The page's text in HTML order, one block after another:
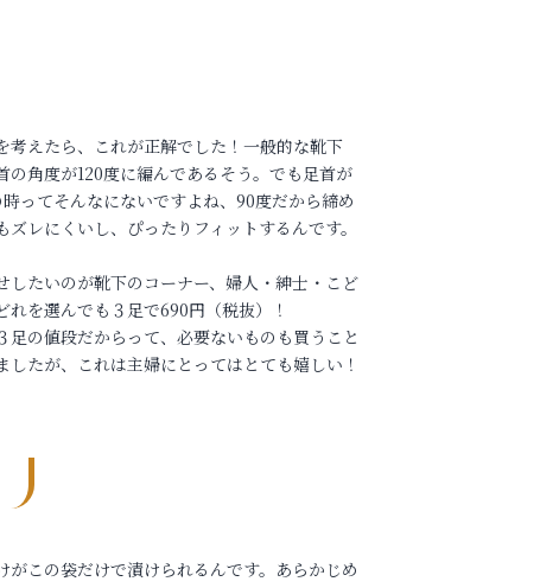
考えたら、これが正解でした！一般的な靴下
の角度が120度に編んであるそう。でも足首が
時ってそんなにないですよね、90度だから締め
ズレにくいし、ぴったりフィットするんです。
したいのが靴下のコーナー、婦人・紳士・こど
れを選んでも３足で690円（税抜）！
足の値段だからって、必要ないものも買うこと
したが、これは主婦にとってはとても嬉しい！
がこの袋だけで漬けられるんです。あらかじめ